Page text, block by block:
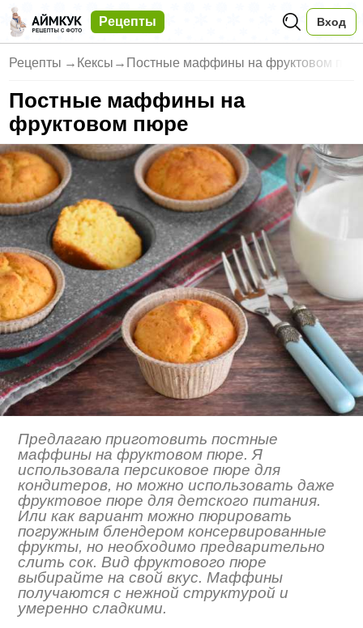
Рецепты Вход
Рецепты → Кексы → Постные маффины на фруктовом п
Постные маффины на
фруктовом пюре
Предлагаю приготовить постные
маффины на фруктовом пюре. Я
использовала персиковое пюре для
кондитеров, но можно использовать даже
фруктовое пюре для детского питания.
Или как вариант можно пюрировать
погружным блендером консервированные
фрукты, но необходимо предварительно
слить сок. Вид фруктового пюре
выбирайте на свой вкус. Маффины
получаются с нежной структурой и
умеренно сладкими.